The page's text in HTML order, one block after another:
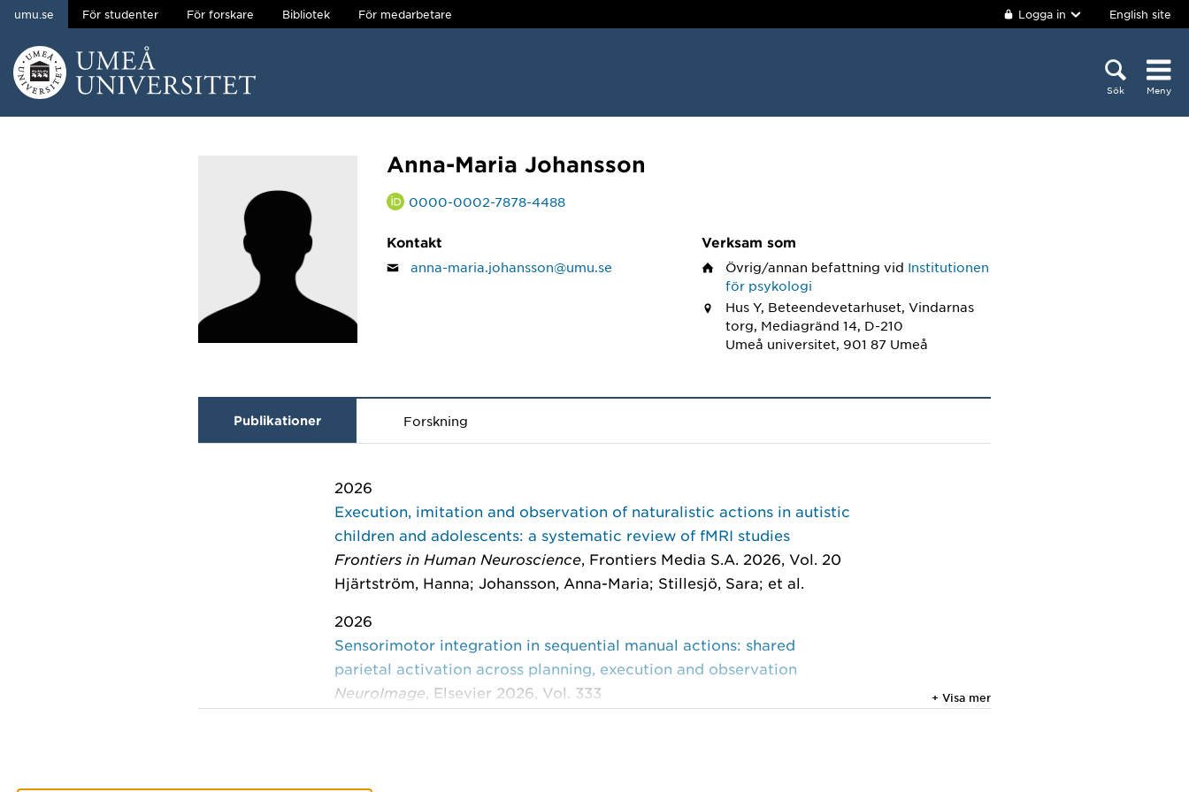
Hoppa direkt till innehållet
umu.se För studenter För forskare Bibliotek För medarbetare Logga in English site
Sök Meny
Anna-Maria Johansson
0000-0002-7878-4488
Kontakt
anna-maria.johansson@umu.se
Verksam som
Övrig/annan befattning vid Institutionen
för psykologi
Hus Y, Beteendevetarhuset, Vindarnas
torg, Mediagränd 14, D-210
Umeå universitet, 901 87 Umeå
Publikationer Forskning
2026
Execution, imitation and observation of naturalistic actions in autistic
children and adolescents: a systematic review of fMRI studies
Frontiers in Human Neuroscience , Frontiers Media S.A. 2026, Vol. 20
Hjärtström, Hanna; Johansson, Anna-Maria; Stillesjö, Sara; et al.
2026
Sensorimotor integration in sequential manual actions: shared
parietal activation across planning, execution and observation
NeuroImage , Elsevier 2026, Vol. 333
+ Visa mer